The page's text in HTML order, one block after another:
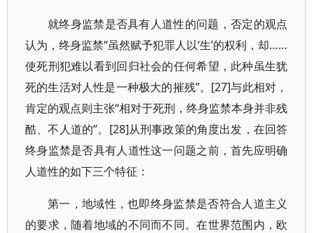
就终身监禁是否具有人道性的问题，否定的观点
认为，终身监禁“虽然赋予犯罪人以‘生’的权利，却……
使死刑犯难以看到回归社会的任何希望，此种虽生犹
死的生活对人性是一种极大的摧残”。[27]与此相对，
肯定的观点则主张“相对于死刑，终身监禁本身并非残
酷、不人道的”。[28]从刑事政策的角度出发，在回答
终身监禁是否具有人道性这一问题之前，首先应明确
人道性的如下三个特征：
第一，地域性，也即终身监禁是否符合人道主义
的要求，随着地域的不同而不同。在世界范围内，欧